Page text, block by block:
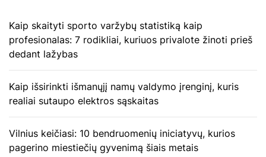
Kaip skaityti sporto varžybų statistiką kaip
profesionalas: 7 rodikliai, kuriuos privalote žinoti prieš
dedant lažybas
Kaip išsirinkti išmanųjį namų valdymo įrenginį, kuris
realiai sutaupo elektros sąskaitas
Vilnius keičiasi: 10 bendruomenių iniciatyvų, kurios
pagerino miestiečių gyvenimą šiais metais